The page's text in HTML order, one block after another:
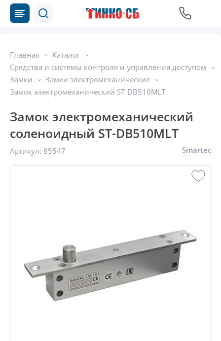
Главная
Каталог
Средства и системы контроля и управления доступом
Замки
Замки электромеханические
Замок электромеханический ST-DB510MLT
Замок электромеханический
соленоидный ST-DB510MLT
Артикул: 85547 Smartec